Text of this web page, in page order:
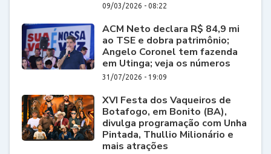
09/03/2026 - 08:22
ACM Neto declara R$ 84,9 mi
ao TSE e dobra patrimônio;
Angelo Coronel tem fazenda
em Utinga; veja os números
31/07/2026 - 19:09
XVI Festa dos Vaqueiros de
Botafogo, em Bonito (BA),
divulga programação com Unha
Pintada, Thullio Milionário e
mais atrações